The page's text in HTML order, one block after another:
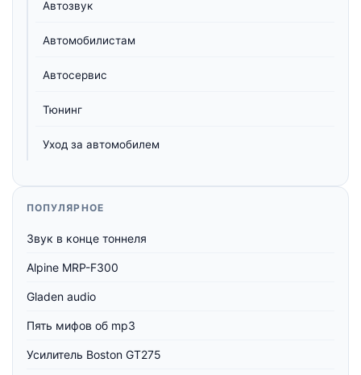
Автозвук
Автомобилистам
Автосервис
Тюнинг
Уход за автомобилем
ПОПУЛЯРНОЕ
Звук в конце тоннеля
Alpine MRP-F300
Gladen audio
Пять мифов об mp3
Усилитель Boston GT275